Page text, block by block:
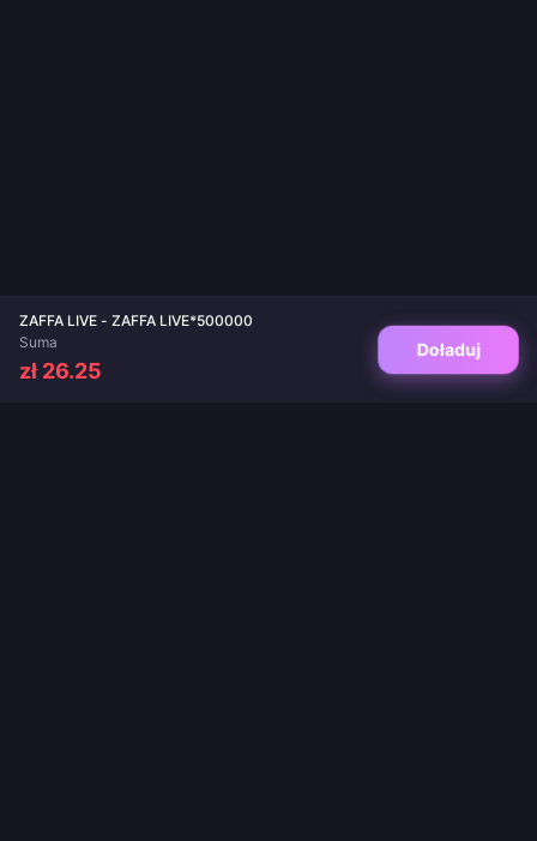
ZAFFA LIVE - ZAFFA LIVE*500000
Suma
zł 26.25
Doładuj